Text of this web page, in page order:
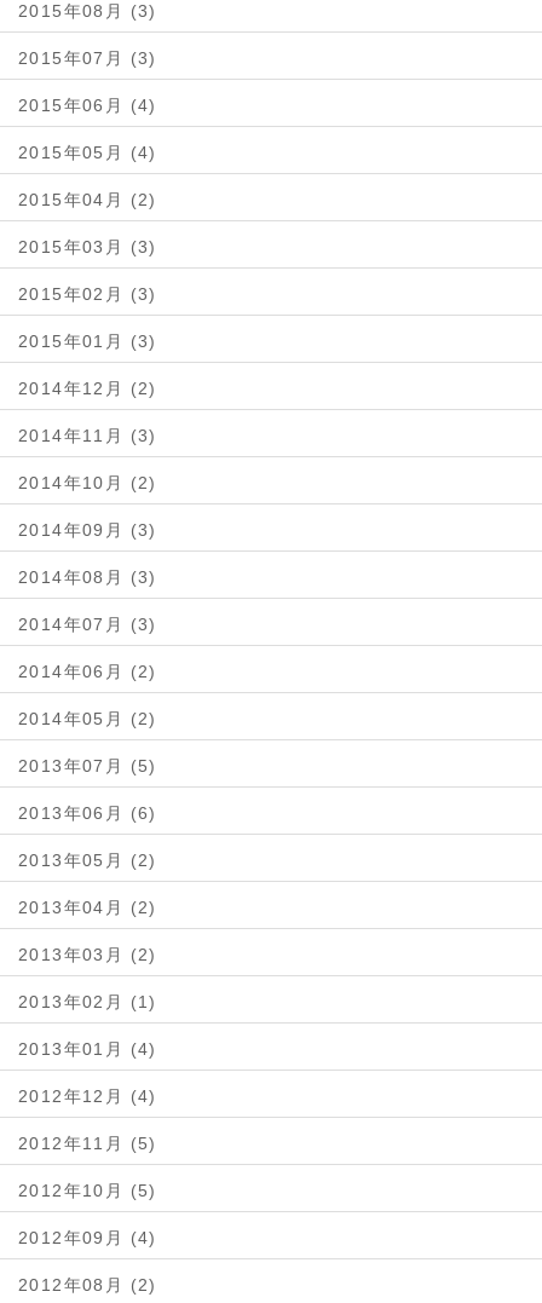
2015年08月 (3)
2015年07月 (3)
2015年06月 (4)
2015年05月 (4)
2015年04月 (2)
2015年03月 (3)
2015年02月 (3)
2015年01月 (3)
2014年12月 (2)
2014年11月 (3)
2014年10月 (2)
2014年09月 (3)
2014年08月 (3)
2014年07月 (3)
2014年06月 (2)
2014年05月 (2)
2013年07月 (5)
2013年06月 (6)
2013年05月 (2)
2013年04月 (2)
2013年03月 (2)
2013年02月 (1)
2013年01月 (4)
2012年12月 (4)
2012年11月 (5)
2012年10月 (5)
2012年09月 (4)
2012年08月 (2)